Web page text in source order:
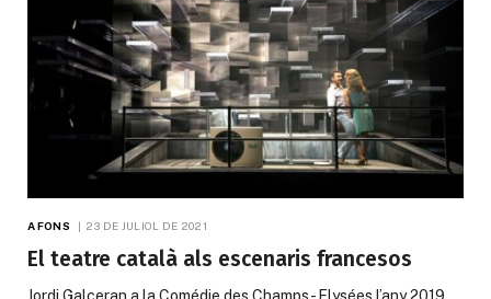
A FONS 23 DE JULIOL DE 2021
El teatre català als escenaris francesos